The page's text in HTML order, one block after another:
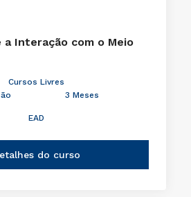
a Interação com o Meio
Cursos Livres
3 Meses
EAD
do curso